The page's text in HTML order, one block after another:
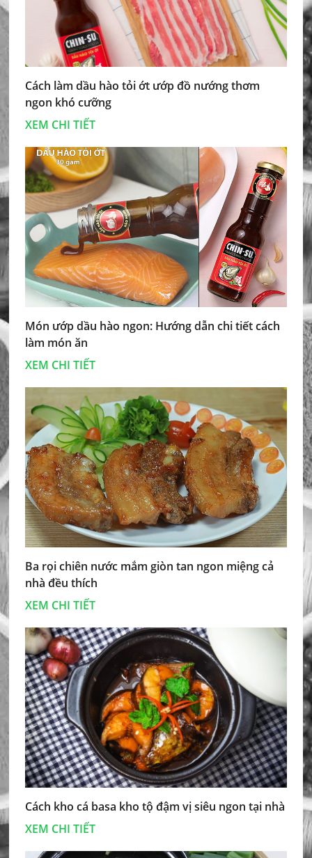
Cách làm dầu hào tỏi ớt ướp đồ nướng thơm
ngon khó cưỡng
XEM CHI TIẾT
Món ướp dầu hào ngon: Hướng dẫn chi tiết cách
làm món ăn
XEM CHI TIẾT
Ba rọi chiên nước mắm giòn tan ngon miệng cả
nhà đều thích
XEM CHI TIẾT
Cách kho cá basa kho tộ đậm vị siêu ngon tại nhà
XEM CHI TIẾT